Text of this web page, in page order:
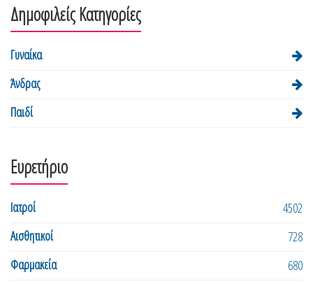
Δημοφιλείς Κατηγορίες
Γυναίκα
Άνδρας
Παιδί
Ευρετήριο
Ιατροί
4502
Αισθητικοί
728
Φαρμακεία
680